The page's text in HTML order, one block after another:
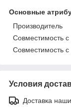
Основные
Производитель
Совместимость с
Совместимость
Условия
Доставка